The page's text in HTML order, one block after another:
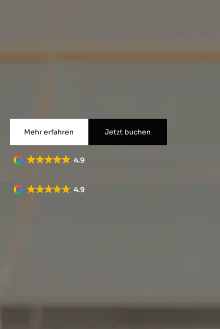
Mehr erfahren Jetzt buchen
4.9
4.9